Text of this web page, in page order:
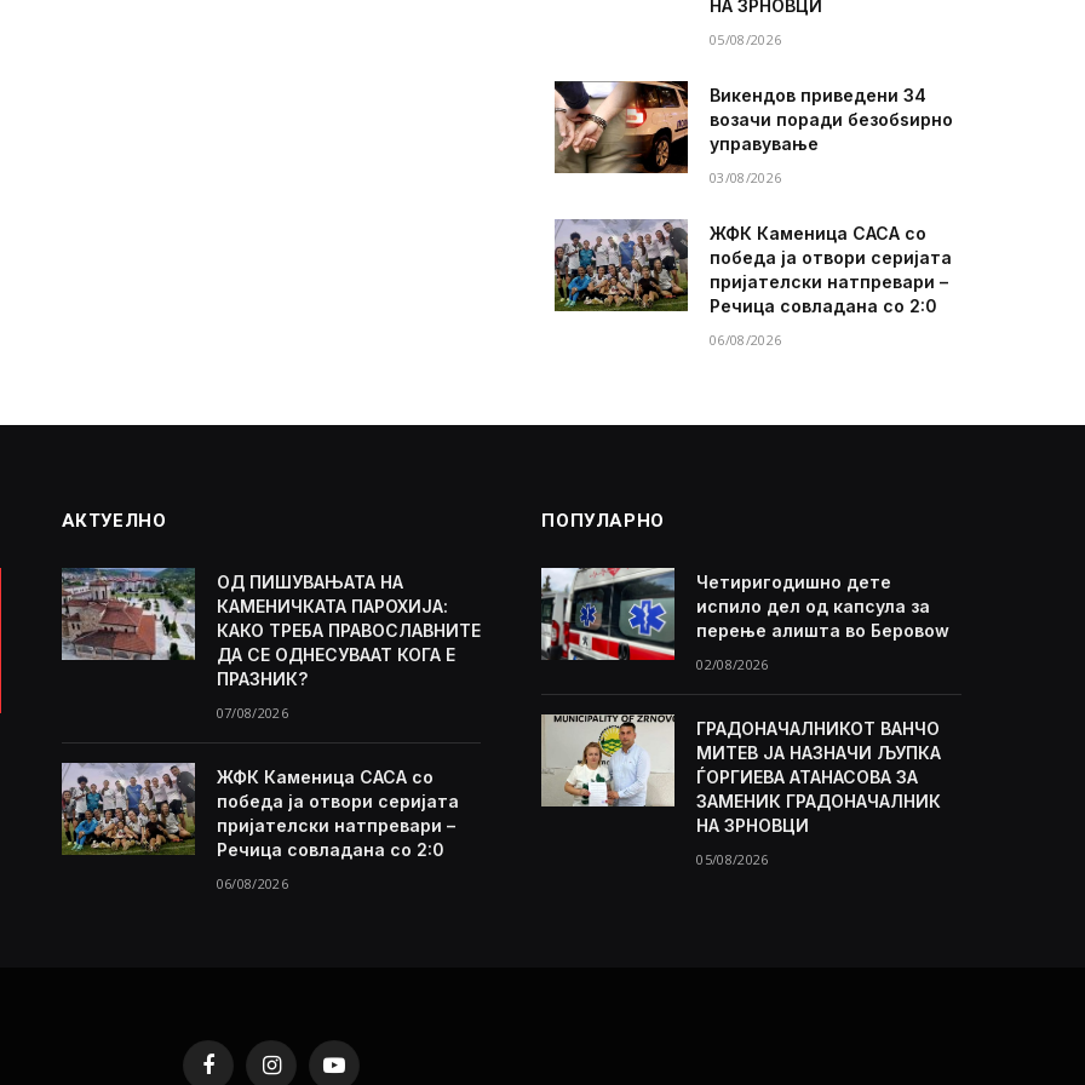
НА ЗРНОВЦИ
05/08/2026
Викендов приведени 34
возачи поради безобѕирно
управување
03/08/2026
ЖФК Каменица САСА со
победа ја отвори серијата
пријателски натпревари –
Речица совладана со 2:0
06/08/2026
АКТУЕЛНО
ОД ПИШУВАЊАТА НА
КАМЕНИЧКАТА ПАРОХИЈА:
КАКО ТРЕБА ПРАВОСЛАВНИТЕ
ДА СЕ ОДНЕСУВААТ КОГА Е
ПРАЗНИК?
07/08/2026
ЖФК Каменица САСА со
победа ја отвори серијата
пријателски натпревари –
Речица совладана со 2:0
06/08/2026
ПОПУЛАРНО
Четиригодишно дете
испило дел од капсула за
перење алишта во Беровоw
02/08/2026
ГРАДОНАЧАЛНИКОТ ВАНЧО
МИТЕВ ЈА НАЗНАЧИ ЉУПКА
ЃОРГИЕВА АТАНАСОВА ЗА
ЗАМЕНИК ГРАДОНАЧАЛНИК
НА ЗРНОВЦИ
05/08/2026
FacebookInstagramYouTube